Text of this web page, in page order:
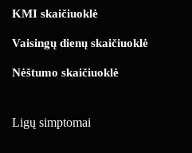
KMI skaičiuoklė
Vaisingų dienų skaičiuoklė
Nėštumo skaičiuoklė
Ligų simptomai